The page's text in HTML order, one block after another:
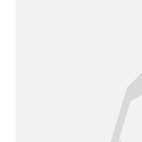
Complementos